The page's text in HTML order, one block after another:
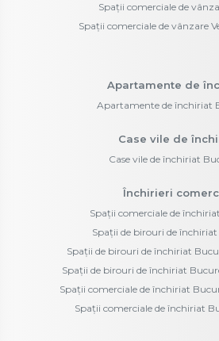
Spații comerciale de
Spații comerciale de vânzare
Apartamente de
Apartamente de închiriat
Case vile de
Case vile de închiriat
Închirieri
Spații comerciale de
Spații de birouri de
Spații de birouri de închiriat
Spații de birouri de închiriat
Spații comerciale de închiriat
Spații comerciale de închiriat